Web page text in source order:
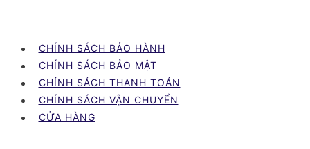
tìm
đại
lý
phân
phối
yên
CHÍNH SÁCH BẢO HÀNH
CHÍNH SÁCH BẢO MẬT
CHÍNH SÁCH THANH TOÁN
CHÍNH SÁCH VẬN CHUYỂN
CỬA HÀNG